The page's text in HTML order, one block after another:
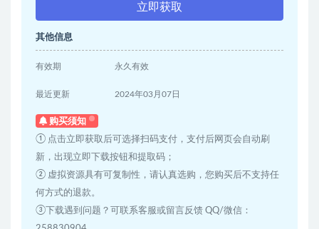
立即获取
其他信息
有效期 永久有效
最近更新 2024年03月07日
购买须知
① 点击立即获取后可选择扫码支付，支付后网页会自动刷
新，出现立即下载按钮和提取码；
② 虚拟资源具有可复制性，请认真选购，您购买后不支持任
何方式的退款。
③下载遇到问题？可联系客服或留言反馈 QQ/微信：